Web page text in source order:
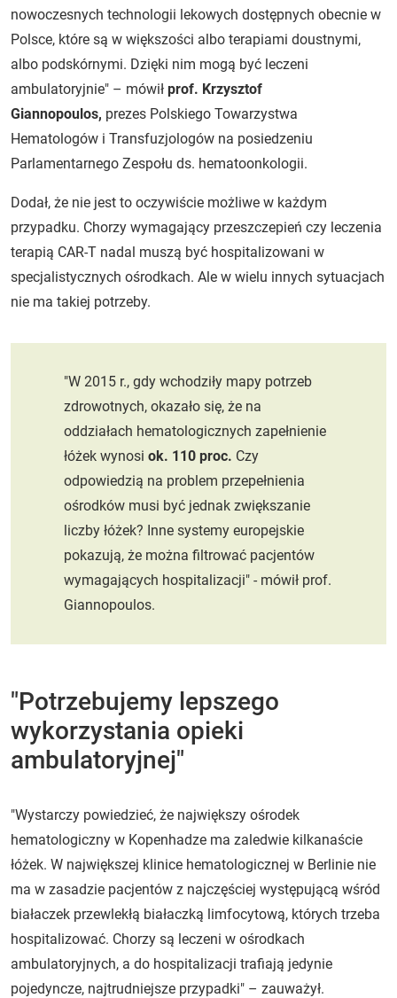
nowoczesnych technologii lekowych dostępnych obecnie w
Polsce, które są w większości albo terapiami doustnymi,
albo podskórnymi. Dzięki nim mogą być leczeni
ambulatoryjnie" – mówił prof. Krzysztof
Giannopoulos, prezes Polskiego Towarzystwa
Hematologów i Transfuzjologów na posiedzeniu
Parlamentarnego Zespołu ds. hematoonkologii.
Dodał, że nie jest to oczywiście możliwe w każdym
przypadku. Chorzy wymagający przeszczepień czy leczenia
terapią CAR-T nadal muszą być hospitalizowani w
specjalistycznych ośrodkach. Ale w wielu innych sytuacjach
nie ma takiej potrzeby.
"W 2015 r., gdy wchodziły mapy potrzeb
zdrowotnych, okazało się, że na
oddziałach hematologicznych zapełnienie
łóżek wynosi ok. 110 proc. Czy
odpowiedzią na problem przepełnienia
ośrodków musi być jednak zwiększanie
liczby łóżek? Inne systemy europejskie
pokazują, że można filtrować pacjentów
wymagających hospitalizacji" - mówił prof.
Giannopoulos.
"Potrzebujemy lepszego
wykorzystania opieki
ambulatoryjnej"
"Wystarczy powiedzieć, że największy ośrodek
hematologiczny w Kopenhadze ma zaledwie kilkanaście
łóżek. W największej klinice hematologicznej w Berlinie nie
ma w zasadzie pacjentów z najczęściej występującą wśród
białaczek przewlekłą białaczką limfocytową, których trzeba
hospitalizować. Chorzy są leczeni w ośrodkach
ambulatoryjnych, a do hospitalizacji trafiają jedynie
pojedyncze, najtrudniejsze przypadki" – zauważył.